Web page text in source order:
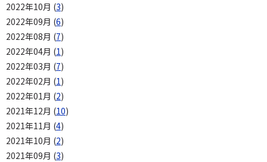
2022年10月 (3)
2022年09月 (6)
2022年08月 (7)
2022年04月 (1)
2022年03月 (7)
2022年02月 (1)
2022年01月 (2)
2021年12月 (10)
2021年11月 (4)
2021年10月 (2)
2021年09月 (3)